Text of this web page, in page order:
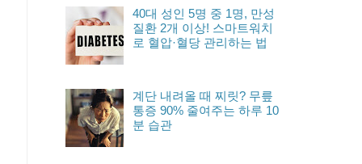
40대 성인 5명 중 1명, 만성
질환 2개 이상! 스마트워치
로 혈압·혈당 관리하는 법
계단 내려올 때 찌릿? 무릎
통증 90% 줄여주는 하루 10
분 습관